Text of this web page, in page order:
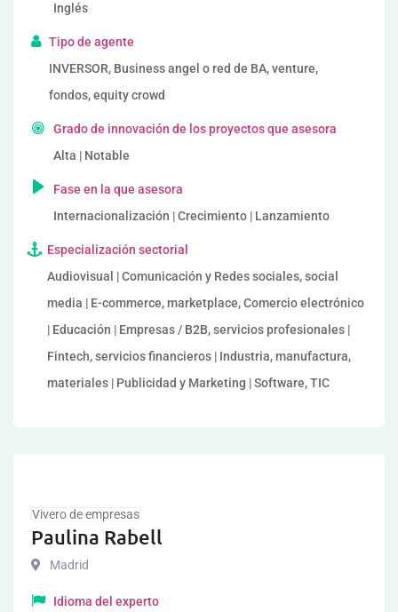
Inglés
Tipo de agente
INVERSOR, Business angel o red de BA, venture,
fondos, equity crowd
Grado de innovación de los proyectos que asesora
Alta | Notable
Fase en la que asesora
Internacionalización | Crecimiento | Lanzamiento
Especialización sectorial
Audiovisual | Comunicación y Redes sociales, social
media | E-commerce, marketplace, Comercio electrónico
| Educación | Empresas / B2B, servicios profesionales |
Fintech, servicios financieros | Industria, manufactura,
materiales | Publicidad y Marketing | Software, TIC
Vivero de empresas
Paulina Rabell
Madrid
Idioma del experto